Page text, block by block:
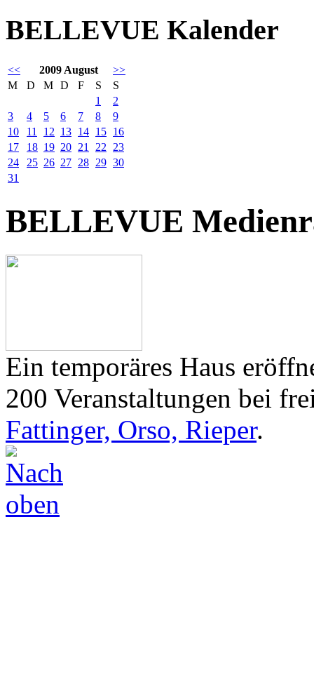
BELLEVUE Kalender
<< 2009 August
>>
M
D M D F S
S
1
2
3
4 5 6 7 8
9
10
11 12 13 14 15 16
17
18 19 20 21 22
23
24
25 26 27 28 29 30
31
BELLEVUE
Ein temporäres Haus
200 Veranstaltungen bei
Fattinger, Orso, Rieper.